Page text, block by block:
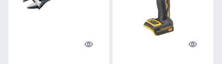
Quick look Quick